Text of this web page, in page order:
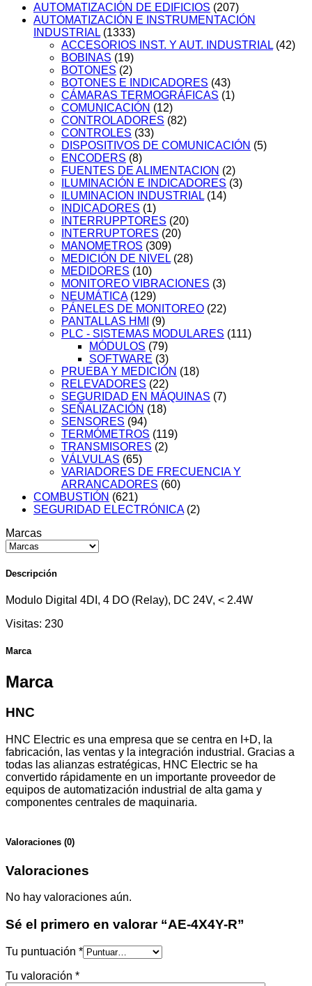
AUTOMATIZACIÓN DE EDIFICIOS (207)
AUTOMATIZACIÓN E INSTRUMENTACIÓN
INDUSTRIAL (1333)
ACCESORIOS INST. Y AUT. INDUSTRIAL (42)
BOBINAS (19)
BOTONES (2)
BOTONES E INDICADORES (43)
CÁMARAS TERMOGRÁFICAS (1)
COMUNICACIÓN (12)
CONTROLADORES (82)
CONTROLES (33)
DISPOSITIVOS DE COMUNICACIÓN (5)
ENCODERS (8)
FUENTES DE ALIMENTACION (2)
ILUMINACIÓN E INDICADORES (3)
ILUMINACION INDUSTRIAL (14)
INDICADORES (1)
INTERRUPPTORES (20)
INTERRUPTORES (20)
MANOMETROS (309)
MEDICIÓN DE NIVEL (28)
MEDIDORES (10)
MONITOREO VIBRACIONES (3)
NEUMÁTICA (129)
PÁNELES DE MONITOREO (22)
PANTALLAS HMI
(9)
PLC - SISTEMAS MODULARES (111)
MÓDULOS (79)
SOFTWARE (3)
PRUEBA Y MEDICIÓN (18)
RELEVADORES (22)
SEGURIDAD EN MÁQUINAS (7)
SEÑALIZACIÓN (18)
SENSORES (94)
TERMÓMETROS (119)
TRANSMISORES (2)
VÁLVULAS (65)
VARIADORES DE FRECUENCIA Y
ARRANCADORES (60)
COMBUSTIÓN (621)
SEGURIDAD ELECTRÓNICA (2)
Marcas
Descripción
Modulo Digital 4DI, 4 DO (Relay), DC 24V, < 2.4W
Visitas: 230
Marca
Marca
HNC
HNC Electric es una empresa que se centra en I+D, la
fabricación, las ventas y la integración industrial. Gracias a
todas las alianzas estratégicas, HNC Electric se ha
convertido rápidamente en un importante proveedor de
equipos de automatización industrial de alta gama y
componentes centrales de maquinaria.
Valoraciones (0)
Valoraciones
No hay valoraciones aún.
Sé el primero en valorar “AE-4X4Y-R”
Tu puntuación *
Tu valoración *